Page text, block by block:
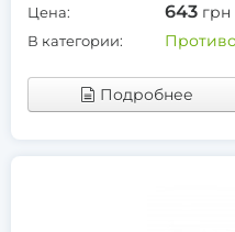
Цена: 643 грн
В категории:
Подробнее